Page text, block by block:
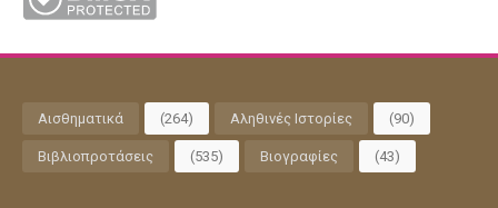
Αισθηματικά (264) Αληθινές Ιστορίες (90)
Βιβλιοπροτάσεις (535) Βιογραφίες (43)